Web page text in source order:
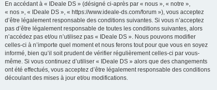
En accédant à « IDeale DS » (désigné ci-après par « nous », « notre »,
« nos », « IDeale DS », « https://www.ideale-ds.com/forum »), vous acceptez
d’être légalement responsable des conditions suivantes. Si vous n’acceptez
pas d’être légalement responsable de toutes les conditions suivantes, alors
n’accédez pas et/ou n’utilisez pas « IDeale DS ». Nous pouvons modifier
celles-ci à n’importe quel moment et nous ferons tout pour que vous en soyez
informé, bien qu’il soit prudent de vérifier régulièrement celles-ci par vous-
même. Si vous continuez d’utiliser « IDeale DS » alors que des changements
ont été effectués, vous acceptez d’être légalement responsable des conditions
découlant des mises à jour et/ou modifications.